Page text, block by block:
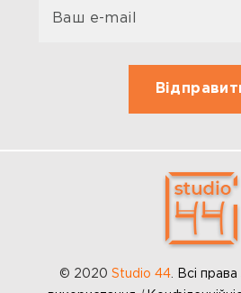
© 2020 Studio 44
Всі